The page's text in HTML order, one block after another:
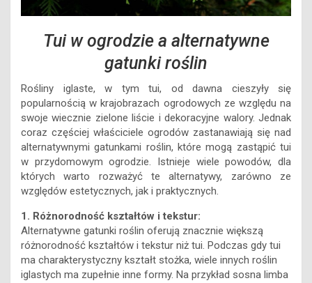
Tui w ogrodzie a alternatywne
gatunki roślin
Rośliny iglaste, w tym tui, od dawna cieszyły się
popularnością w krajobrazach ogrodowych ze względu na
swoje wiecznie zielone liście i dekoracyjne walory. Jednak
coraz częściej właściciele ogrodów zastanawiają się nad
alternatywnymi gatunkami roślin, które mogą zastąpić tui
w przydomowym ogrodzie. Istnieje wiele powodów, dla
których warto rozważyć te alternatywy, zarówno ze
względów estetycznych, jak i praktycznych.
1. Różnorodność kształtów i tekstur:
Alternatywne gatunki roślin oferują znacznie większą
różnorodność kształtów i tekstur niż tui. Podczas gdy tui
ma charakterystyczny kształt stożka, wiele innych roślin
iglastych ma zupełnie inne formy. Na przykład sosna limba